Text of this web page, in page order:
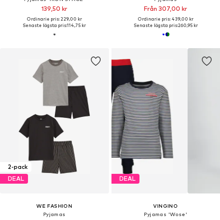
139,50 kr
Ordinarie pris: 229,00 kr
Senaste lägsta pris:114,75 kr
Från 307,00 kr
Ordinarie pris: 439,00 kr
Senaste lägsta pris:260,95 kr
2-pack
DEAL
WE FASHION
Pyjamas
DEAL
VINGINO
Pyjamas 'Wose'